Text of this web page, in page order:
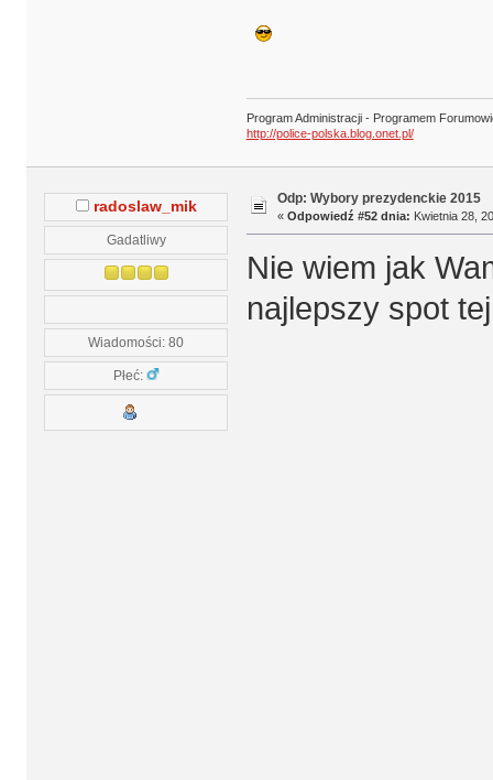
Program Administracji - Programem
http://police-polska.blog.onet.pl/
radoslaw_mik
Gadatliwy
Wiadomości: 80
Płeć:
Odp: Wybory prezydenckie 2015
« Odpowiedź #52 dnia: Kwietnia 28,
Nie wiem jak
najlepszy spot